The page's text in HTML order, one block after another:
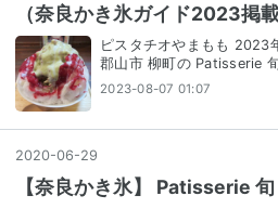
（奈良かき氷ガイド2023掲
ピスタチオやまもも 2023
郡山市 柳町の Patisserie
2023-08-07 01:07
2020-06-29
【奈良かき氷】 Patisserie